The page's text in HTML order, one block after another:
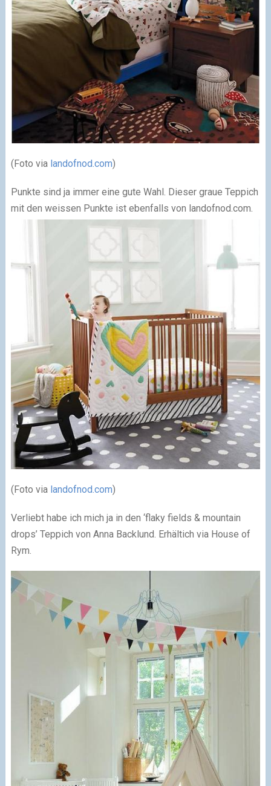
(Foto via landofnod.com)
Punkte sind ja immer eine gute Wahl. Dieser graue Teppich
mit den weissen Punkte ist ebenfalls von landofnod.com.
(Foto via landofnod.com)
Verliebt habe ich mich ja in den ‘flaky fields & mountain
drops’ Teppich von Anna Backlund. Erhältich via House of
Rym.